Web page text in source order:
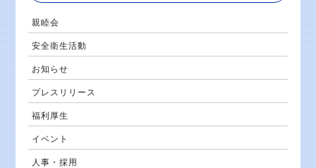
親睦会
安全衛生活動
お知らせ
プレスリリース
福利厚生
イベント
人事・採用